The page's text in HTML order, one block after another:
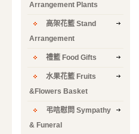
Arrangement Plants
高架花籃 Stand
Arrangement
禮籃 Food Gifts
水果花籃 Fruits
&Flowers Basket
弔唁慰問 Sympathy
& Funeral